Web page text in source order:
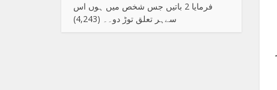
فرمایا 2 باتیں جس شخص میں ہوں اس
سےہر تعلق توڑ دو۔۔ (4,243)